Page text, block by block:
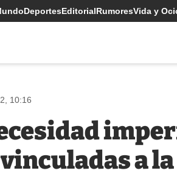
DeportesEditorialRumoresVida y
10:16
a